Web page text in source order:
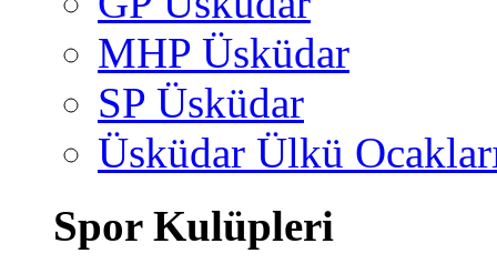
MHP Üsküdar
SP Üsküdar
Üsküdar Ülkü
Spor Kulüpleri